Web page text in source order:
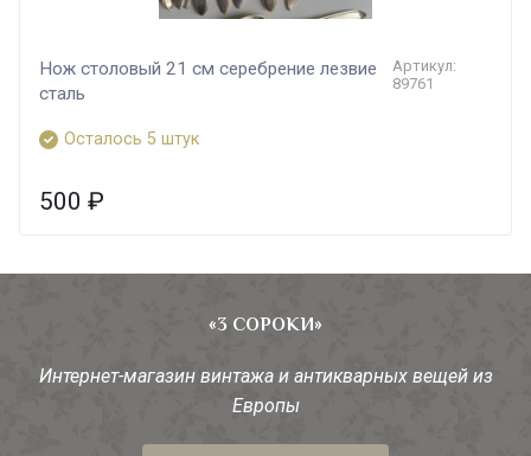
Нож столовый 21 см серебрение лезвие
сталь
Артикул:
89761
Осталось 5 штук
500 ₽
«3 СОРОКИ»
Интернет-магазин винтажа и антикварных вещей из
Европы